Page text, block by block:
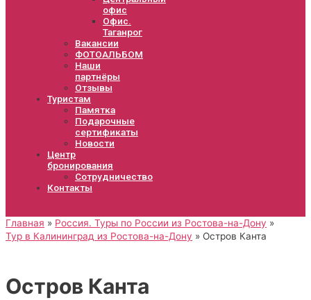
офис
Офис.
Таганрог
Вакансии
ФОТОАЛЬБОМ
Наши
партнёры
Отзывы
Туристам
Памятка
Подарочные
сертификаты
Новости
Центр
бронирования
Сотрудничество
Контакты
Главная
Россия. Туры по России из Ростова-на-Дону
Тур в Калининград из Ростова-на-Дону
Остров Канта
Остров Канта